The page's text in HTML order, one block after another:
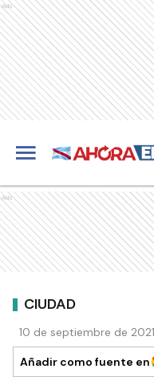
Ads
Ads
CIUDAD
10 de septiembre de
Añadir como fuente en